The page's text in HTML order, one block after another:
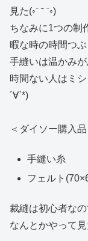
見た(◦ˉ ˘ ˉ◦)
ちなみに1つの制
暇な時の時間つ
手縫いは温かみ
時間ない人はミ
´∀`*)
＜ダイソー購入品
手縫い糸
フェルト
裁縫は初心者な
なんとかやって見